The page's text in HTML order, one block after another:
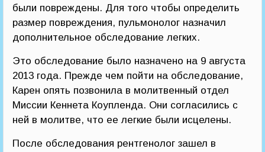
были повреждены. Для того чтобы определить
размер повреждения, пульмонолог назначил
дополнительное обследование легких.
Это обследование было назначено на 9 августа
2013 года. Прежде чем пойти на обследование,
Карен опять позвонила в молитвенный отдел
Миссии Кеннета Коупленда. Они согласились с
ней в молитве, что ее легкие были исцелены.
После обследования рентгенолог зашел в